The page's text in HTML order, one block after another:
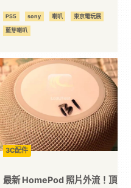
PS5 sony 喇叭 東京電玩展
藍芽喇叭
3C配件
最新 HomePod 照片外流！頂